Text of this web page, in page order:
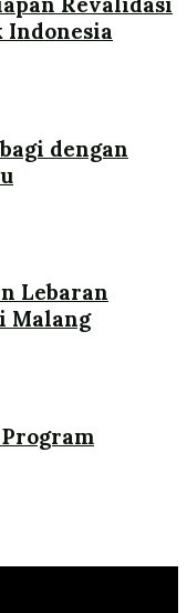
Indonesia
dengan
Lebaran
Malang